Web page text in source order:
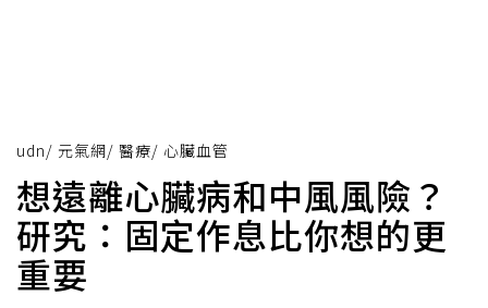
udn/ 元氣網/ 醫療/ 心臟血管
想遠離心臟病和中風風險？
研究：固定作息比你想的更
重要